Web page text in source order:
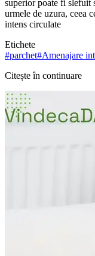
superior poate fi slefuit
urmele de uzura, ceea
intens circulate
Etichete
#parchet#Amenajare
Citește în continuare